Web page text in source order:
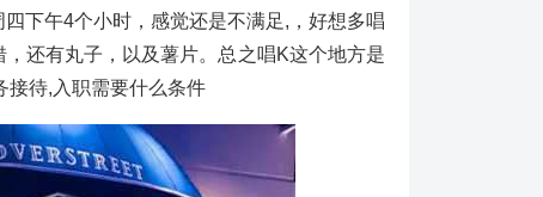
下午4个小时，感觉还是不满足,，好想多唱
还有丸子，以及薯片。总之唱K这个地方是
接待,入职需要什么条件